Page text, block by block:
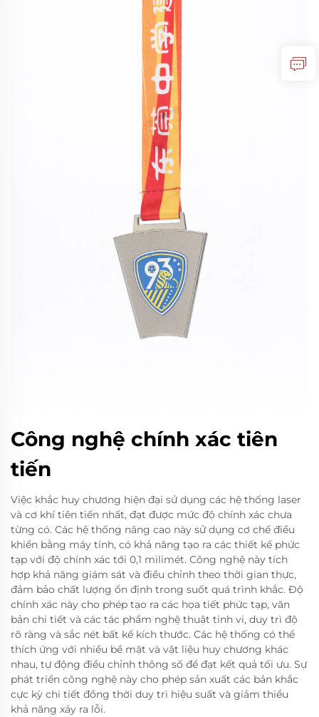
Công nghệ chính xác tiên
tiến
Việc khắc huy chương hiện đại sử dụng các hệ thống laser
và cơ khí tiên tiến nhất, đạt được mức độ chính xác chưa
từng có. Các hệ thống nâng cao này sử dụng cơ chế điều
khiển bằng máy tính, có khả năng tạo ra các thiết kế phức
tạp với độ chính xác tới 0,1 milimét. Công nghệ này tích
hợp khả năng giám sát và điều chỉnh theo thời gian thực,
đảm bảo chất lượng ổn định trong suốt quá trình khắc. Độ
chính xác này cho phép tạo ra các họa tiết phức tạp, văn
bản chi tiết và các tác phẩm nghệ thuật tinh vi, duy trì độ
rõ ràng và sắc nét bất kể kích thước. Các hệ thống có thể
thích ứng với nhiều bề mặt và vật liệu huy chương khác
nhau, tự động điều chỉnh thông số để đạt kết quả tối ưu. Sự
phát triển công nghệ này cho phép sản xuất các bản khắc
cực kỳ chi tiết đồng thời duy trì hiệu suất và giảm thiểu
khả năng xảy ra lỗi.